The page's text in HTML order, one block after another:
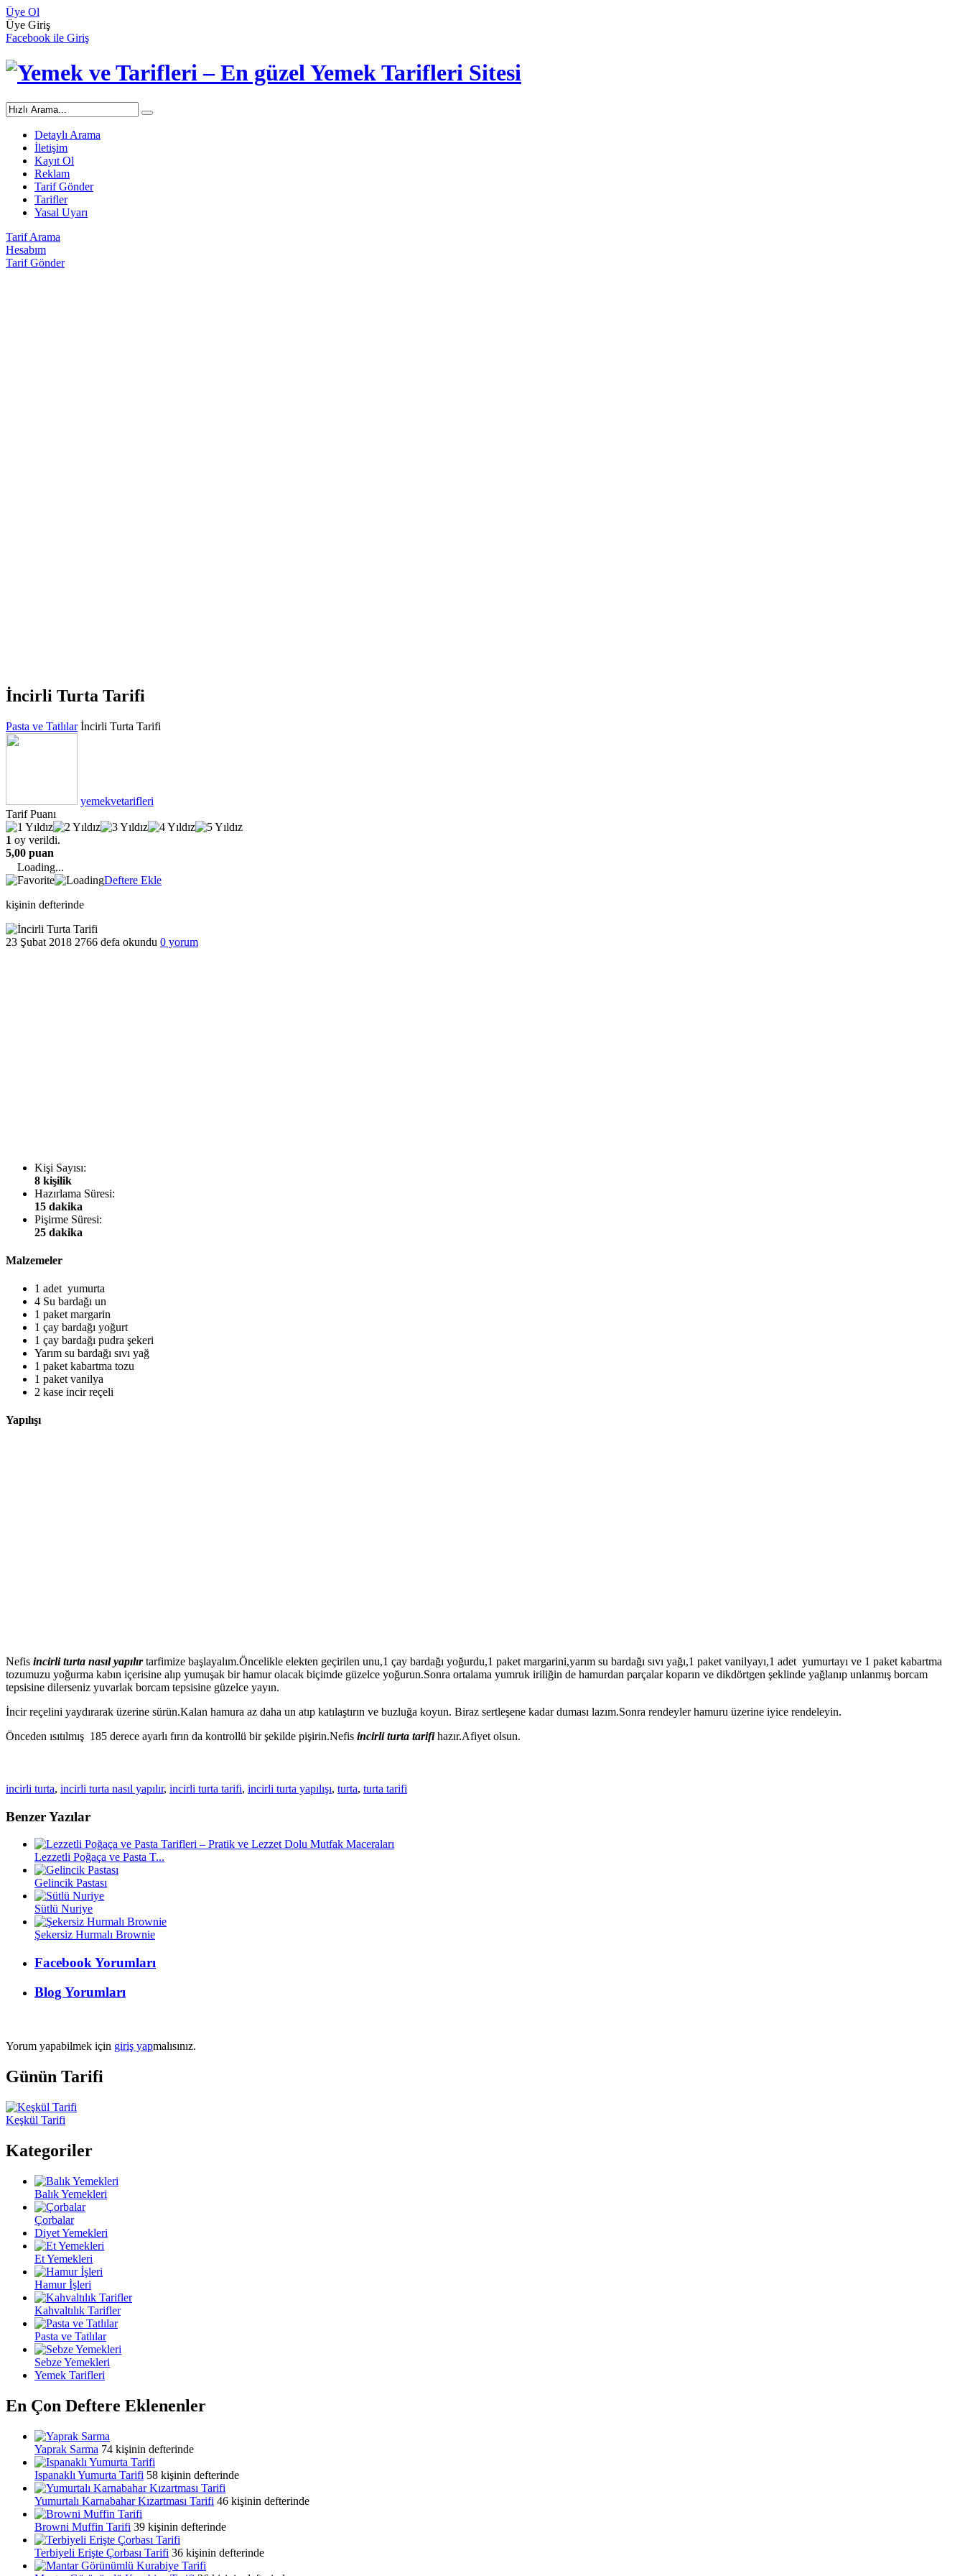
Üye Ol
Üye Giriş
Facebook ile Giriş
Detaylı Arama
İletişim
Kayıt Ol
Reklam
Tarif Gönder
Tarifler
Yasal Uyarı
Tarif Arama
Hesabım
Tarif Gönder
İncirli Turta Tarifi
Pasta ve Tatlılar İncirli Turta Tarifi
yemekvetarifleri
Tarif Puanı
1 oy verildi.
5,00 puan
Loading...
Deftere Ekle
kişinin defterinde
23 Şubat 2018 2766 defa okundu 0 yorum
Kişi Sayısı:
8 kişilik
Hazırlama Süresi:
15 dakika
Pişirme Süresi:
25 dakika
Malzemeler
1 adet yumurta
4 Su bardağı un
1 paket margarin
1 çay bardağı yoğurt
1 çay bardağı pudra şekeri
Yarım su bardağı sıvı yağ
1 paket kabartma tozu
1 paket vanilya
2 kase incir reçeli
Yapılışı
Nefis incirli turta nasıl yapılırtarfimize başlayalım.Öncelikle elekten geçirilen unu,1 çay bardağı yoğurdu,1 paket margarini,yarım su bardağı sıvı yağı,1 paket vanilyayı,1 adet yumurtayı ve 1 paket kabartma
tozumuzu yoğurma kabın içerisine alıp yumuşak bir hamur olacak biçimde güzelce yoğurun.Sonra ortalama yumruk iriliğin de hamurdan parçalar koparın ve dikdörtgen şeklinde yağlanıp unlanmış borcam
tepsisine dilerseniz yuvarlak borcam tepsisine güzelce yayın.
İncir reçelini yaydırarak üzerine sürün.Kalan hamura az daha un atıp katılaştırın ve buzluğa koyun. Biraz sertleşene kadar duması lazım.Sonra rendeyler hamuru üzerine iyice rendeleyin.
Önceden ısıtılmış 185 derece ayarlı fırın da kontrollü bir şekilde pişirin.Nefis incirli turta tarifihazır.Afiyet olsun.
incirli turta, incirli turta nasıl yapılır, incirli turta tarifi, incirli turta yapılışı, turta, turta tarifi
Benzer Yazılar
Lezzetli Poğaça ve Pasta T...
Gelincik Pastası
Sütlü Nuriye
Şekersiz Hurmalı Brownie
Facebook Yorumları
Blog Yorumları
Yorum yapabilmek için giriş yapmalısınız.
Günün Tarifi
Keşkül Tarifi
Kategoriler
Balık Yemekleri
Çorbalar
Diyet Yemekleri
Et Yemekleri
Hamur İşleri
Kahvaltılık Tarifler
Pasta ve Tatlılar
Sebze Yemekleri
Yemek Tarifleri
En Çon Deftere Eklenenler
Yaprak Sarma 74 kişinin defterinde
Ispanaklı Yumurta Tarifi 58 kişinin defterinde
Yumurtalı Karnabahar Kızartması Tarifi 46 kişinin defterinde
Browni Muffin Tarifi 39 kişinin defterinde
Terbiyeli Erişte Çorbası Tarifi 36 kişinin defterinde